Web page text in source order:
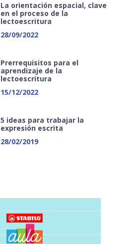
La orientación espacial, clave
en el proceso de la
lectoescritura
28/09/2022
Prerrequisitos para el
aprendizaje de la
lectoescritura
15/12/2022
5 ideas para trabajar la
expresión escrita
28/02/2019